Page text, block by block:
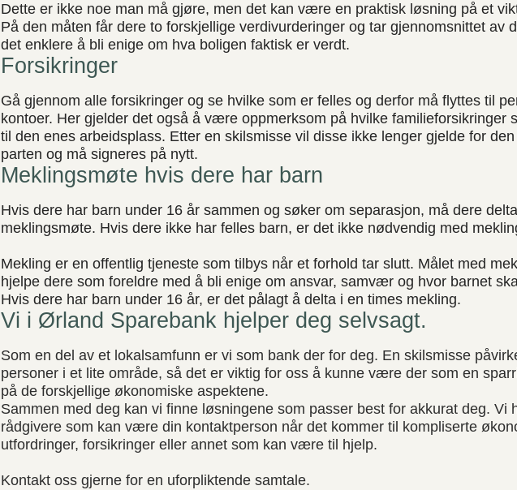
Dette er ikke noe man må gjøre, men det kan være en praktisk løsning på et
På den måten får dere to forskjellige verdivurderinger og tar gjennomsnittet av
det enklere å bli enige om hva boligen faktisk er verdt.
Forsikringer
Gå gjennom alle forsikringer og se hvilke som er felles og derfor må flyttes til
kontoer. Her gjelder det også å være oppmerksom på hvilke familieforsikringer
til den enes arbeidsplass. Etter en skilsmisse vil disse ikke lenger gjelde for
parten og må signeres på nytt.
Meklingsmøte hvis dere har barn
Hvis dere har barn under 16 år sammen og søker om separasjon, må dere
meklingsmøte. Hvis dere ikke har felles barn, er det ikke nødvendig med
Mekling er en offentlig tjeneste som tilbys når et forhold tar slutt. Målet med
hjelpe dere som foreldre med å bli enige om ansvar, samvær og hvor barnet
Hvis dere har barn under 16 år, er det pålagt å delta i en times mekling.
Vi i Ørland Sparebank hjelper deg selvsagt.
Som en del av et lokalsamfunn er vi som bank der for deg. En skilsmisse
personer i et lite område, så det er viktig for oss å kunne være der som en
på de forskjellige økonomiske aspektene.
Sammen med deg kan vi finne løsningene som passer best for akkurat deg. Vi
rådgivere som kan være din kontaktperson når det kommer til kompliserte
utfordringer, forsikringer eller annet som kan være til hjelp.
Kontakt oss gjerne for en uforpliktende samtale.